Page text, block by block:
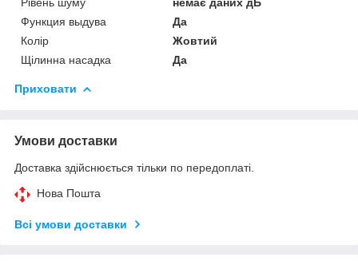
Функция выдува
Да
Колір
Жовтий
Щілинна насадка
Да
Приховати
Умови доставки
Доставка здійснюється тільки по передоплаті.
Нова Пошта
Всі умови доставки